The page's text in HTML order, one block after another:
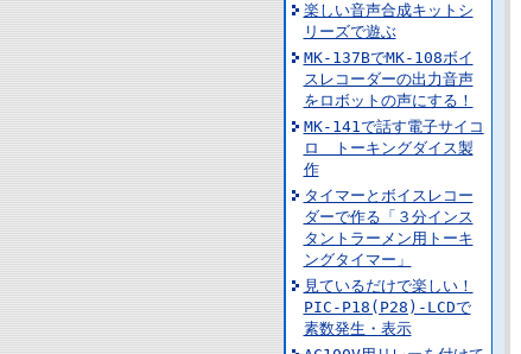
楽しい音声合成キットシ
リーズで遊ぶ
MK-137BでMK-108ボイ
スレコーダーの出力音声
をロボットの声にする！
MK-141で話す電子サイコ
ロ トーキングダイス製
作
タイマーとボイスレコー
ダーで作る「３分インス
タントラーメン用トーキ
ングタイマー」
見ているだけで楽しい！
PIC-P18(P28)-LCDで
素数発生・表示